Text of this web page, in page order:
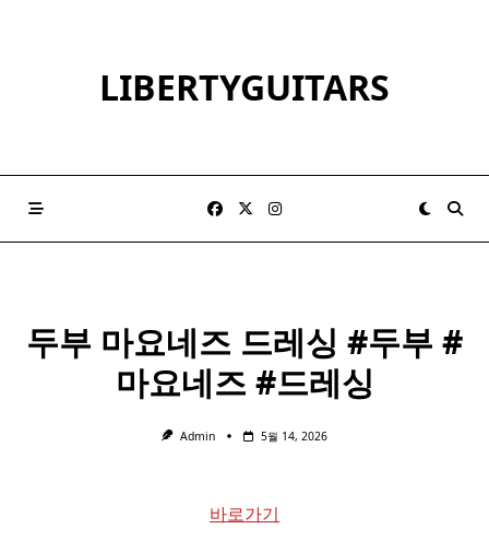
LIBERTYGUITARS
두부 마요네즈 드레싱 #두부 #
마요네즈 #드레싱
Admin 5월 14, 2026
바로가기